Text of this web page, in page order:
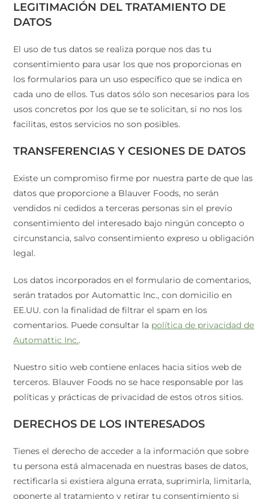
LEGITIMACIÓN DEL TRATAMIENTO DE
DATOS
El uso de tus datos se realiza porque nos das tu
consentimiento para usar los que nos proporcionas en
los formularios para un uso específico que se indica en
cada uno de ellos. Tus datos sólo son necesarios para los
usos concretos por los que se te solicitan, si no nos los
facilitas, estos servicios no son posibles.
TRANSFERENCIAS Y CESIONES DE DATOS
Existe un compromiso firme por nuestra parte de que las
datos que proporcione a Blauver Foods, no serán
vendidos ni cedidos a terceras personas sin el previo
consentimiento del interesado bajo ningún concepto o
circunstancia, salvo consentimiento expreso u obligación
legal.
Los datos incorporados en el formulario de comentarios,
serán tratados por Automattic Inc., con domicilio en
EE.UU. con la finalidad de filtrar el spam en los
comentarios. Puede consultar la política de privacidad de
Automattic Inc..
Nuestro sitio web contiene enlaces hacia sitios web de
terceros. Blauver Foods no se hace responsable por las
políticas y prácticas de privacidad de estos otros sitios.
DERECHOS DE LOS INTERESADOS
Tienes el derecho de acceder a la información que sobre
tu persona está almacenada en nuestras bases de datos,
rectificarla si existiera alguna errata, suprimirla, limitarla,
oponerte al tratamiento y retirar tu consentimiento si